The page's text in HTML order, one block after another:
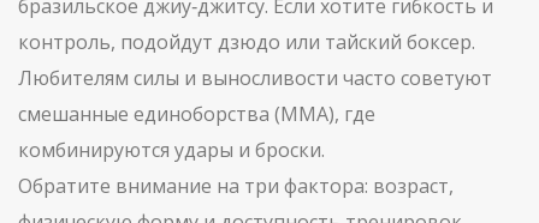
бразильское джиу‑джитсу. Если хотите гибкость и
контроль, подойдут дзюдо или тайский боксер.
Любителям силы и выносливости часто советуют
смешанные единоборства (ММА), где
комбинируются удары и броски.
Обратите внимание на три фактора: возраст,